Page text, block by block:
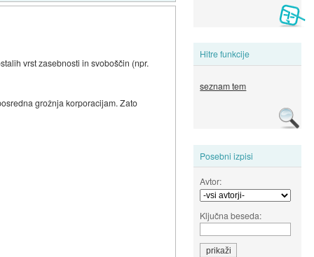
Hitre funkcije
seznam tem
Posebni izpisi
Avtor:
Ključna beseda:
vrst zasebnosti in svoboščin (npr.
grožnja korporacijam. Zato